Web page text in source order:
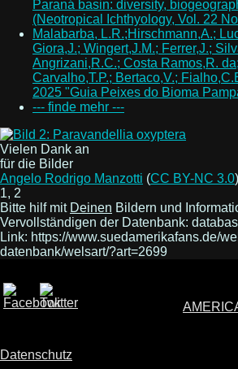
Paraná basin: diversity,
(Neotropical Ichthyology, Vol. 22
Malabarba, L.R.;Hirschmann,A.;
Giora,J.; Wingert,J.M.; Ferrer,J.;
Angrizani,R.C.; Costa Ramos,R.
Carvalho,T.P.; Bertaco,V.;
2025 "Guia Peixes do Bioma
--- finde mehr ---
Vielen Dank an
für die Bilder
Angelo Rodrigo Manzotti (CC BY-NC 3.0)
1, 2
Bitte hilf mit Deinen Bildern und
Vervollständigen der Datenbank:
Link: https://www.suedamerikafans.de/
datenbank/welsart/?art=2699
Datenschutz